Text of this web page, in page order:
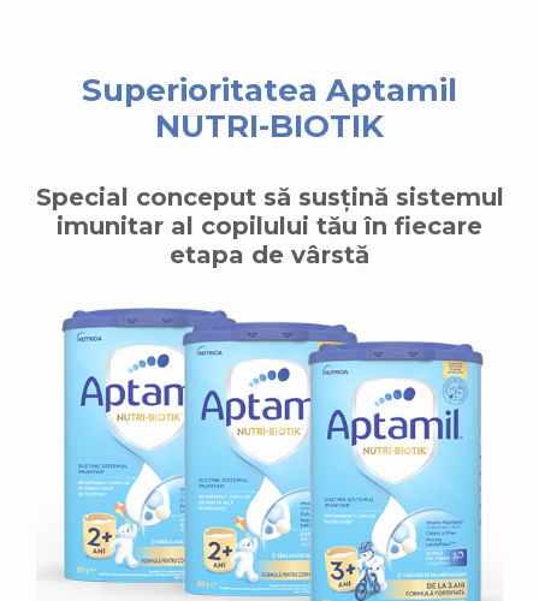
Superioritatea Aptamil
NUTRI-BIOTIK
Special conceput să susțină sistemul
imunitar al copilului tău în fiecare
etapa de vârstă